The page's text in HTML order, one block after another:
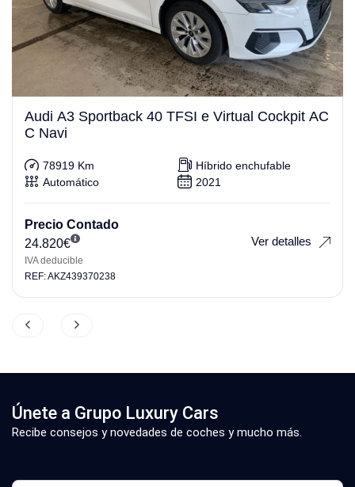
Audi A3 Sportback 40 TFSI e Virtual Cockpit AC
C Navi
78919 Km
Híbrido enchufable
Automático
2021
Precio Contado
24.820€
IVA deducible
Ver detalles
REF: AKZ439370238
Únete a Grupo Luxury Cars
Recibe consejos y novedades de coches y mucho más.